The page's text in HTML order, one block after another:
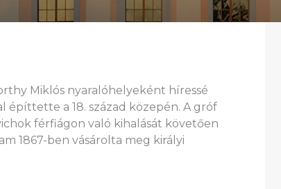
Miklós nyaralóhelyeként híressé
építtette a 18. század közepén. A gróf
férfiágon való kihalását követően
1867-ben vásárolta meg királyi